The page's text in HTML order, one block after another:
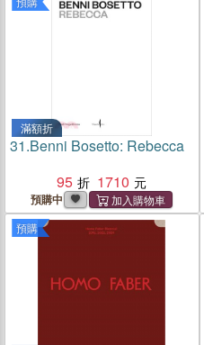
滿額折
31.Benni Bosetto: Rebecca
95
1710
預購中
預購